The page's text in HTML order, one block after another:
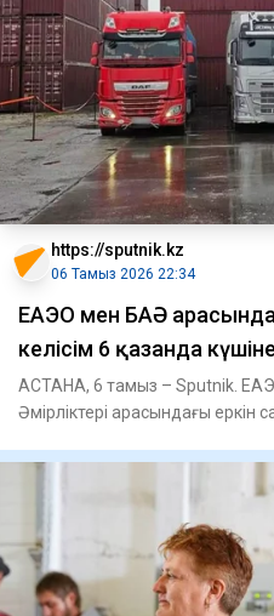
https://sputnik.kz
06 Тамыз 2026 22:34
ЕАЭО мен БАӘ
келісім 6 қазанда
АСТАНА, 6 тамыз – Sputnik.
Әмірліктері арасындағы еркін